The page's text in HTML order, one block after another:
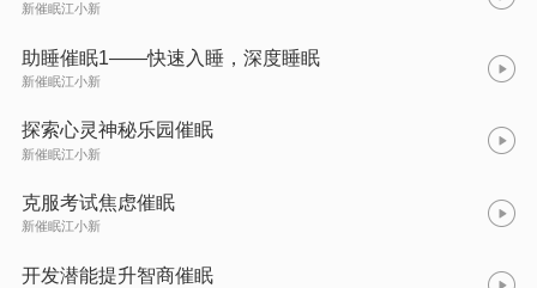
新催眠江小新
助睡催眠1——快速入睡，深度睡眠
新催眠江小新
探索心灵神秘乐园催眠
新催眠江小新
克服考试焦虑催眠
新催眠江小新
开发潜能提升智商催眠